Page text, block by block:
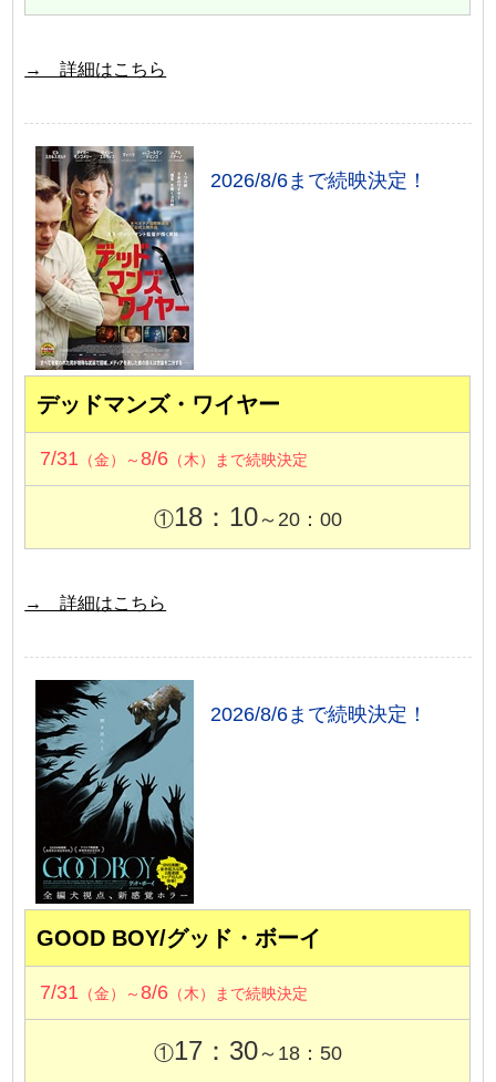
→ 詳細はこちら
2026/8/6まで続映決定！
デッドマンズ・ワイヤー
7/31 （金）～8/6 （木）まで続映決定
①18：10～20：00
→ 詳細はこちら
2026/8/6まで続映決定！
GOOD BOY/グッド・ボーイ
7/31 （金）～8/6 （木）まで続映決定
①17：30～18：50